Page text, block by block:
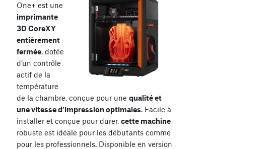
One+ est une
imprimante
3D CoreXY
entièrement
fermée, dotée
d’un contrôle
actif de la
température
de la chambre, conçue pour une qualité et
une vitesse d’impression optimales. Facile à
installer et conçue pour durer, cette machine
robuste est idéale pour les débutants comme
pour les professionnels. Disponible en version